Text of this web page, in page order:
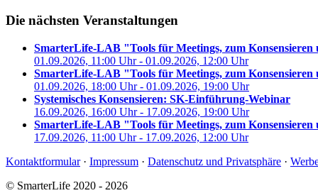
Die nächsten Veranstaltungen
SmarterLife-LAB "Tools für Meetings, zum Konsensieren
01.09.2026, 11:00 Uhr - 01.09.2026, 12:00 Uhr
SmarterLife-LAB "Tools für Meetings, zum Konsensieren
01.09.2026, 18:00 Uhr - 01.09.2026, 19:00 Uhr
Systemisches Konsensieren: SK-Einführung-Webinar
16.09.2026, 16:00 Uhr - 17.09.2026, 19:00 Uhr
SmarterLife-LAB "Tools für Meetings, zum Konsensieren
17.09.2026, 11:00 Uhr - 17.09.2026, 12:00 Uhr
Kontaktformular· Impressum · Datenschutz und Privatsphäre ·
© SmarterLife 2020 - 2026